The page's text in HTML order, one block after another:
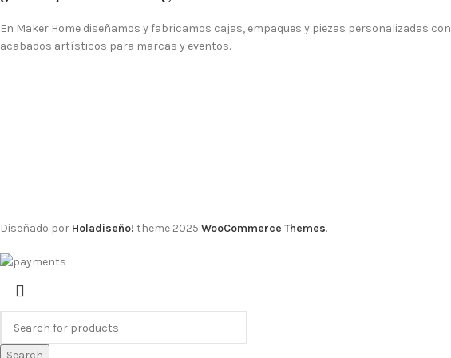
En Maker Home diseñamos y fabricamos cajas, empaques y piezas personalizadas con
acabados artísticos para marcas y eventos.
Diseñado por Holadiseño! theme 2025 WooCommerce Themes.